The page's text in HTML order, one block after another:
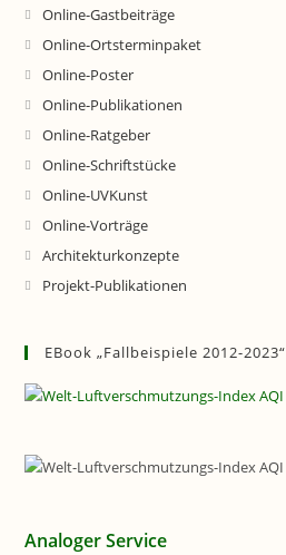
Online-Gastbeiträge
Online-Ortsterminpaket
Online-Poster
Online-Publikationen
Online-Ratgeber
Online-Schriftstücke
Online-UVKunst
Online-Vorträge
Architekturkonzepte
Projekt-Publikationen
EBook „Fallbeispiele 2012-2023“
Analoger Service